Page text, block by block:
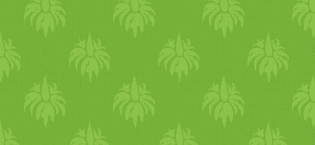
vasforrásokat, és
hem) vas 17 százaléka
százaléka tejtermékekből
túlnyomó többsége